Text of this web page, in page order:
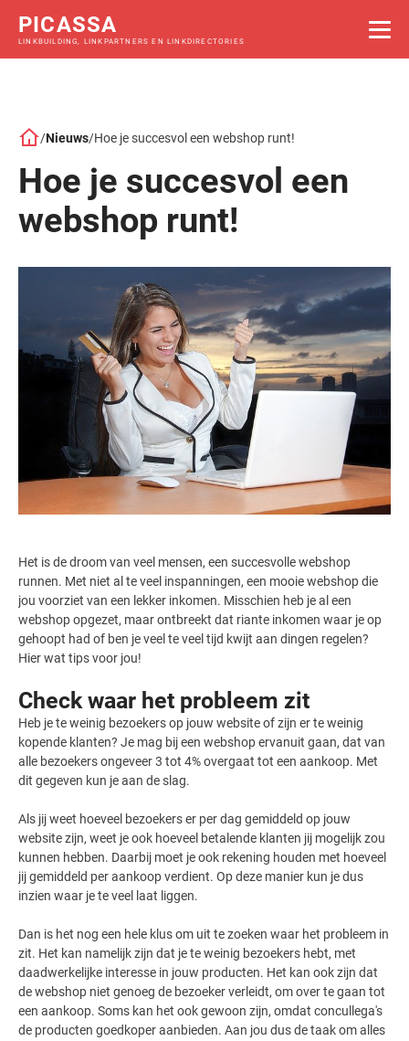
PICASSA
LINKBUILDING, LINKPARTNERS EN LINKDIRECTORIES
/Nieuws/Hoe je succesvol een webshop runt!
Hoe je succesvol een
webshop runt!
Het is de droom van veel mensen, een succesvolle webshop
runnen. Met niet al te veel inspanningen, een mooie webshop die
jou voorziet van een lekker inkomen. Misschien heb je al een
webshop opgezet, maar ontbreekt dat riante inkomen waar je op
gehoopt had of ben je veel te veel tijd kwijt aan dingen regelen?
Hier wat tips voor jou!
Check waar het probleem zit
Heb je te weinig bezoekers op jouw website of zijn er te weinig
kopende klanten? Je mag bij een webshop ervanuit gaan, dat van
alle bezoekers ongeveer 3 tot 4% overgaat tot een aankoop. Met
dit gegeven kun je aan de slag.
Als jij weet hoeveel bezoekers er per dag gemiddeld op jouw
website zijn, weet je ook hoeveel betalende klanten jij mogelijk zou
kunnen hebben. Daarbij moet je ook rekening houden met hoeveel
jij gemiddeld per aankoop verdient. Op deze manier kun je dus
inzien waar je te veel laat liggen.
Dan is het nog een hele klus om uit te zoeken waar het probleem in
zit. Het kan namelijk zijn dat je te weinig bezoekers hebt, met
daadwerkelijke interesse in jouw producten. Het kan ook zijn dat
de webshop niet genoeg de bezoeker verleidt, om over te gaan tot
een aankoop. Soms kan het ook gewoon zijn, omdat concullega's
de producten goedkoper aanbieden. Aan jou dus de taak om alles